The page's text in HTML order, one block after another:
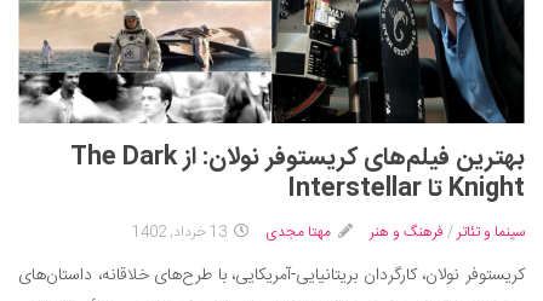
بهترین فیلم‌های کریستوفر نولان: از The Dark
Knight تا Interstellar
سینما و تئاتر / فرهنگ و هنر مهتا مجدی 13 خرداد, 1402
کریستوفر نولان، کارگردان بریتانیایی-آمریکایی، با طرح‌های خلاقانه، داستان‌های